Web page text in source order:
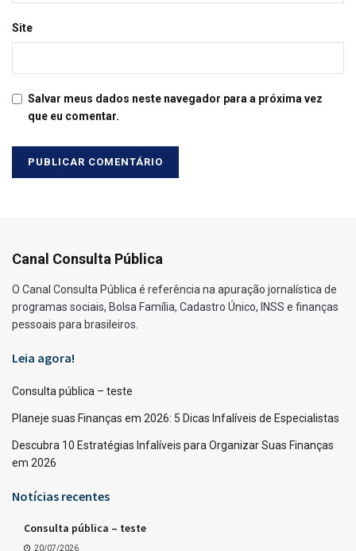
Site
Salvar meus dados neste navegador para a próxima vez
que eu comentar.
Canal Consulta Pública
O Canal Consulta Pública é referência na apuração jornalística de
programas sociais, Bolsa Família, Cadastro Único, INSS e finanças
pessoais para brasileiros.
Leia agora!
Consulta pública – teste
Planeje suas Finanças em 2026: 5 Dicas Infalíveis de Especialistas
Descubra 10 Estratégias Infalíveis para Organizar Suas Finanças
em 2026
Notícias recentes
Consulta pública – teste
20/07/2026